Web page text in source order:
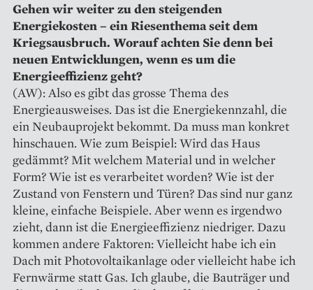
Gehen wir weiter zu den steigenden
Energiekosten – ein Riesenthema seit dem
Kriegsausbruch. Worauf achten Sie denn bei
neuen Entwicklungen, wenn es um die
Energieeffizienz geht?
(AW): Also es gibt das grosse Thema des
Energieausweises. Das ist die Energiekennzahl, die
ein Neubauprojekt bekommt. Da muss man konkret
hinschauen. Wie zum Beispiel: Wird das Haus
gedämmt? Mit welchem Material und in welcher
Form? Wie ist es verarbeitet worden? Wie ist der
Zustand von Fenstern und Türen? Das sind nur ganz
kleine, einfache Beispiele. Aber wenn es irgendwo
zieht, dann ist die Energieeffizienz niedriger. Dazu
kommen andere Faktoren: Vielleicht habe ich ein
Dach mit Photovoltaikanlage oder vielleicht habe ich
Fernwärme statt Gas. Ich glaube, die Bauträger und